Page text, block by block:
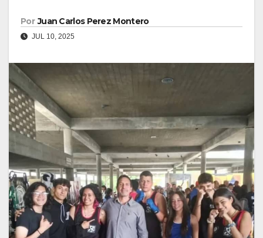
Por Juan Carlos Perez Montero
JUL 10, 2025